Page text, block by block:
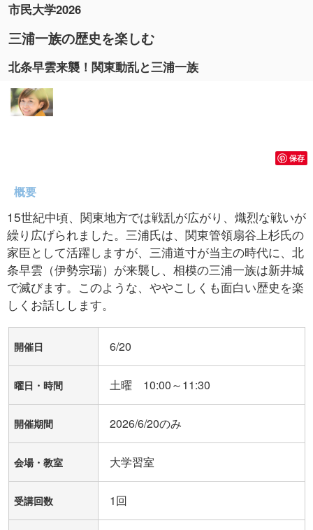
市民大学2026
三浦一族の歴史を楽しむ
北条早雲来襲！関東動乱と三浦一族
保存
概要
15世紀中頃、関東地方では戦乱が広がり、熾烈な戦いが
繰り広げられました。三浦氏は、関東管領扇谷上杉氏の
家臣として活躍しますが、三浦道寸が当主の時代に、北
条早雲（伊勢宗瑞）が来襲し、相模の三浦一族は新井城
で滅びます。このような、ややこしくも面白い歴史を楽
しくお話しします。
開催日 6/20
曜日・時間 土曜 10:00～11:30
開催期間 2026/6/20のみ
会場・教室 大学習室
受講回数 1回